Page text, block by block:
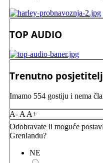
TOP AUDIO
Trenutno
Imamo 554 gostiju i nema
A- A A+
Odobravate li moguće
Grenlandu?
NE